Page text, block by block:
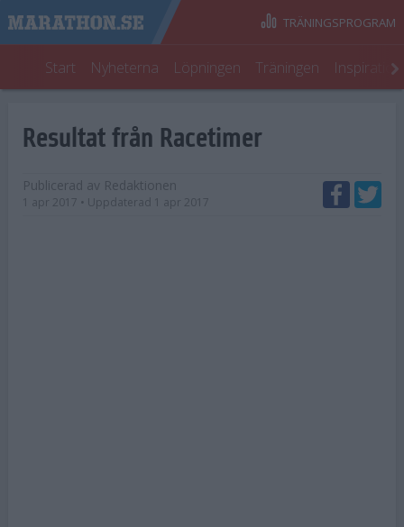
Start Nyheterna Löpningen Träningen
TRÄNINGSPROGRAM
Resultat från Racetimer
Publicerad av Redaktionen
1 apr 2017 • Uppdaterad 1 apr 2017